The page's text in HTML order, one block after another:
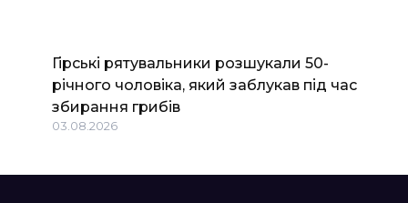
Гірські рятувальники розшукали 50-
річного чоловіка, який заблукав під час
збирання грибів
03.08.2026